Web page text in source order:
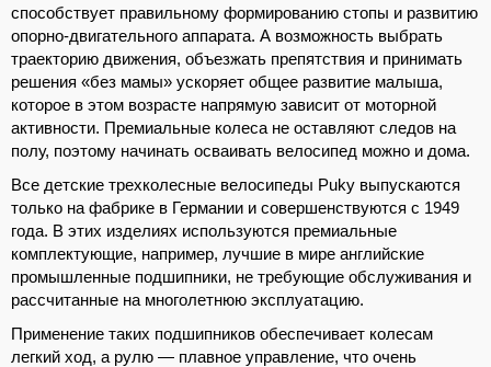
способствует правильному формированию стопы и развитию
опорно-двигательного аппарата. А возможность выбрать
траекторию движения, объезжать препятствия и принимать
решения «без мамы» ускоряет общее развитие малыша,
которое в этом возрасте напрямую зависит от моторной
активности. Премиальные колеса не оставляют следов на
полу, поэтому начинать осваивать велосипед можно и дома.
Все детские трехколесные велосипеды Puky выпускаются
только на фабрике в Германии и совершенствуются с 1949
года. В этих изделиях используются премиальные
комплектующие, например, лучшие в мире английские
промышленные подшипники, не требующие обслуживания и
рассчитанные на многолетнюю эксплуатацию.
Применение таких подшипников обеспечивает колесам
легкий ход, а рулю — плавное управление, что очень